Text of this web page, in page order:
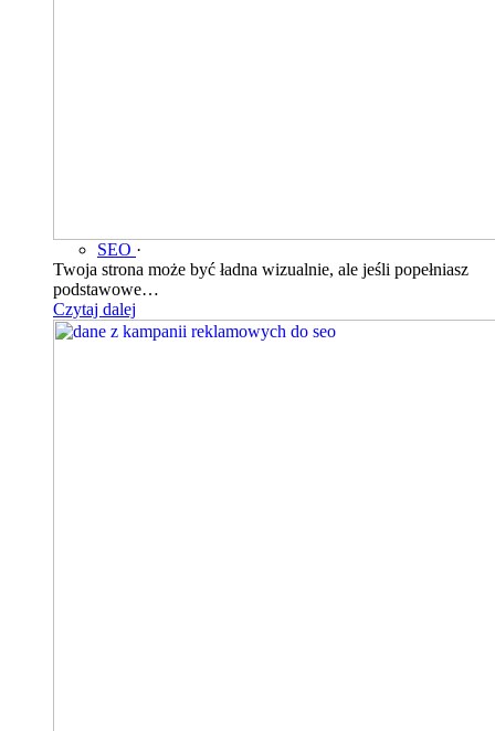
SEO ·
Twoja strona może być ładna wizualnie, ale jeśli popełniasz
podstawowe…
Czytaj dalej